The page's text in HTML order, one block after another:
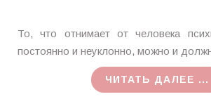
Ирина
MagicTantra
То, что отнимает от человека
постоянно и неуклонно, можно и
ЧИТАТЬ ДАЛЕЕ ...